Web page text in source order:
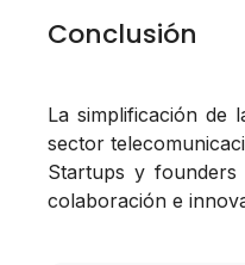
Conclusión
La simplificación de
sector
Startups y founders
colaboración e